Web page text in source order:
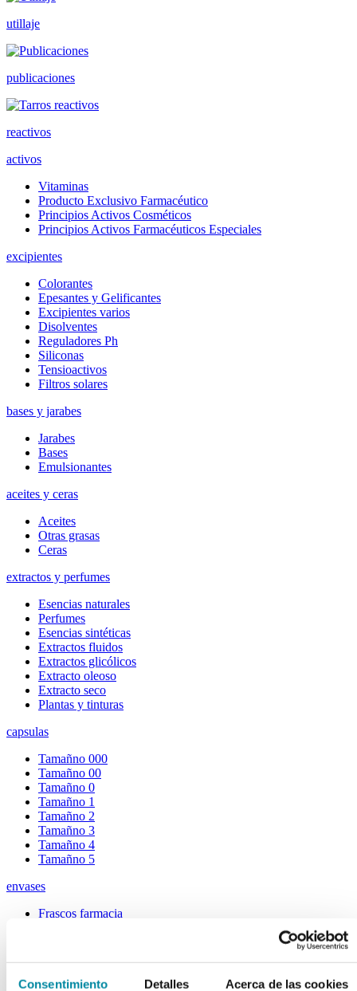
Consentimiento Detalles Acerca de las cookies
utillaje
publicaciones
reactivos
activos
Vitaminas
Producto Exclusivo Farmacéutico
Principios Activos Cosméticos
Principios Activos Farmacéuticos Especiales
excipientes
Colorantes
Epesantes y Gelificantes
Excipientes varios
Disolventes
Reguladores Ph
Siliconas
Tensioactivos
Filtros solares
bases y jarabes
Jarabes
Bases
Emulsionantes
aceites y ceras
Aceites
Otras grasas
Ceras
extractos y perfumes
Esencias naturales
Perfumes
Esencias sintéticas
Extractos fluidos
Extractos glicólicos
Extracto oleoso
Extracto seco
Plantas y tinturas
capsulas
Tamañno 000
Tamañno 00
Tamañno 0
Tamañno 1
Tamañno 2
Tamañno 3
Tamañno 4
Tamañno 5
envases
Frascos farmacia
Tarros cosmética